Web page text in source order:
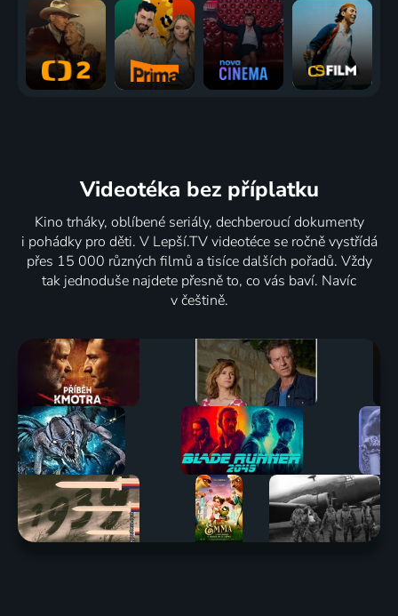
Videotéka bez příplatku
Kino trháky, oblíbené seriály, dechberoucí dokumenty
i pohádky pro děti. V Lepší.TV videotéce se ročně vystřídá
přes 15 000 různých filmů a tisíce dalších pořadů. Vždy
tak jednoduše najdete přesně to, co vás baví. Navíc
v češtině.